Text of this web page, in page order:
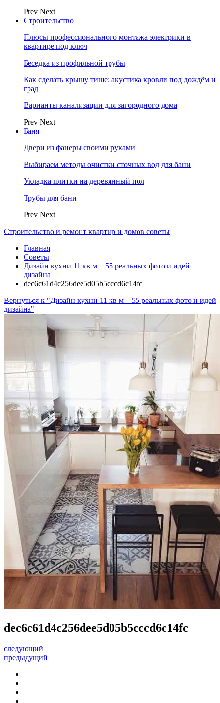
Prev Next
Строительство
Плюсы профессионального монтажа электрики в
квартире под ключ
Беседка из профильной трубы
Как сделать крышу тише: акустика кровли под дождём и
град
Варианты канализации для загородного дома
Prev Next
Баня
Двери из фанеры своими руками
Выбираем методы очистки сточных вод для бани
Укладка плитки на деревянный пол
Трубы для бани
Prev Next
Строительство и ремонт квартир и домов советы
Главная
Советы
Дизайн кухни 11 кв м – 55 реальных фото и идей
дизайна
dec6c61d4c256dee5d05b5cccd6c14fc
Вернуться к "Дизайн кухни 11 кв м – 55 реальных фото и идей
дизайна"
dec6c61d4c256dee5d05b5cccd6c14fc
следующий
предыдущий